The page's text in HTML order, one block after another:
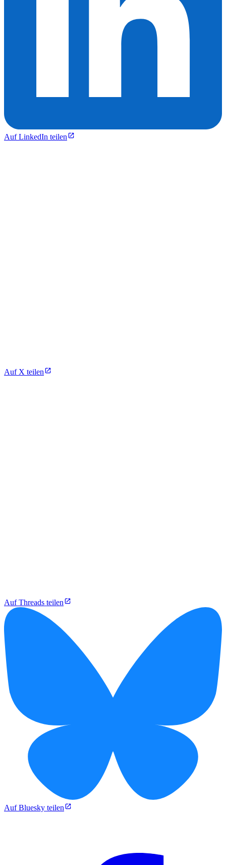
Auf LinkedIn teilen
Auf X teilen
Auf Threads teilen
Auf Bluesky teilen